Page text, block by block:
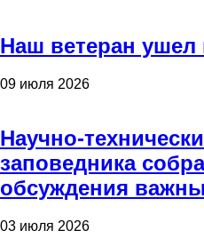
Наш ветеран ушел
09 июля 2026
Научно-
заповедника
обсуждения
03 июля 2026